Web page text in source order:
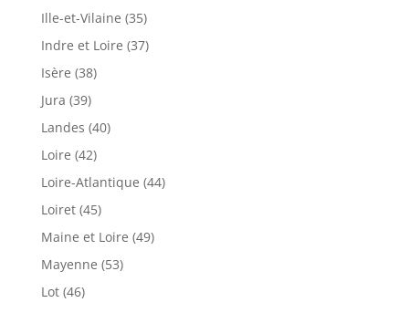
Ille-et-Vilaine (35)
Indre et Loire (37)
Isère (38)
Jura (39)
Landes (40)
Loire (42)
Loire-Atlantique (44)
Loiret (45)
Maine et Loire (49)
Mayenne (53)
Lot (46)